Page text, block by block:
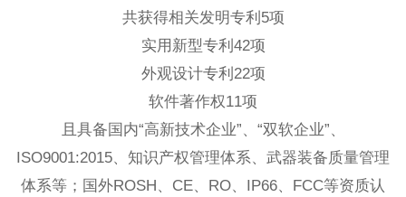
共获得相关发明专利5项
实用新型专利42项
外观设计专利22项
软件著作权11项
且具备国内“高新技术企业”、“双软企业”、
ISO9001:2015、知识产权管理体系、武器装备质量管理
体系等；国外ROSH、CE、RO、IP66、FCC等资质认